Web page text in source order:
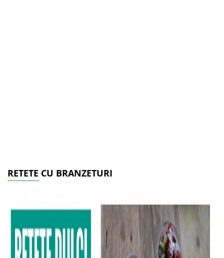
RETETE CU BRANZETURI